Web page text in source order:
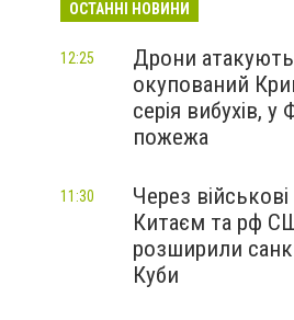
ОСТАННІ НОВИНИ
Дрони атакують
окупований
серія вибухів, у
пожежа
12:25
Через
Китаєм та рф
розширили
Куби
11:30